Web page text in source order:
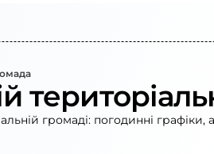
громаді: погодинні